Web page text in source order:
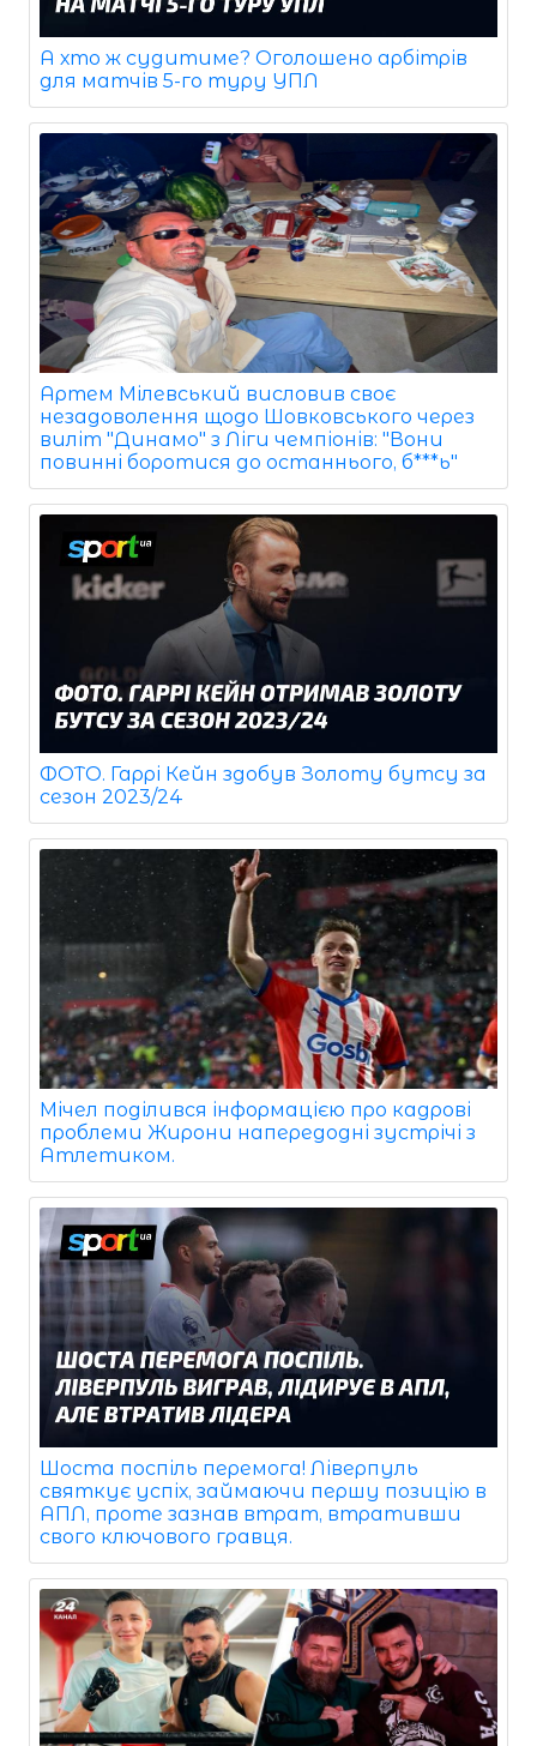
А хто ж судитиме? Оголошено арбітрів
для матчів 5-го туру УПЛ
Артем Мілевський висловив своє
незадоволення щодо Шовковського через
виліт "Динамо" з Ліги чемпіонів: "Вони
повинні боротися до останнього, б***ь"
ФОТО. Гаррі Кейн здобув Золоту бутсу за
сезон 2023/24
Мічел поділився інформацією про кадрові
проблеми Жирони напередодні зустрічі з
Атлетиком.
Шоста поспіль перемога! Ліверпуль
святкує успіх, займаючи першу позицію в
АПЛ, проте зазнав втрат, втративши
свого ключового гравця.